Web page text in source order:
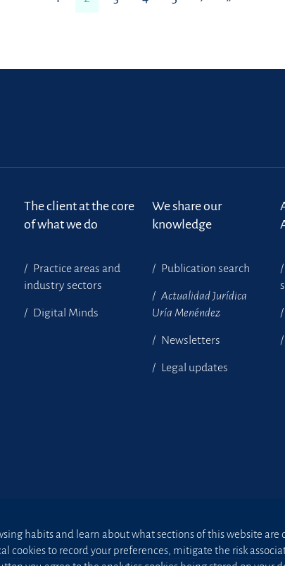
The client at the core
of what we do
Practice areas and
industry sectors
Digital Minds
We share our
knowledge
Publication search
Actualidad Jurídica
Uría Menéndez
Newsletters
Legal updates
habits and learn about what sections of this website
cookies to record your preferences, mitigate the risk